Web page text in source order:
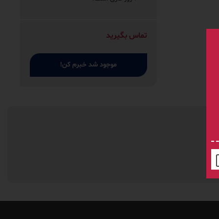
تماس بگیرید
موجود شد خبرم کن!